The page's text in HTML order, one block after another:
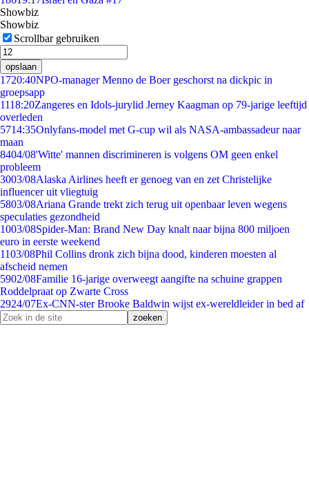
Showbiz
Showbiz
Scrollbar gebruiken
opslaan
1720:40NPO-manager Menno de Boer geschorst na dickpic in
groepsapp
1118:20Zangeres en Idols-jurylid Jerney Kaagman op 79-jarige leeftijd
overleden
5714:35Onlyfans-model met G-cup wil als NASA-ambassadeur naar
maan
8404/08'Witte' mannen discrimineren is volgens OM geen enkel
probleem
3003/08Alaska Airlines heeft er genoeg van en zet Christelijke
influencer uit vliegtuig
5803/08Ariana Grande trekt zich terug uit openbaar leven wegens
speculaties gezondheid
1003/08Spider-Man: Brand New Day knalt naar bijna 800 miljoen
euro in eerste weekend
1103/08Phil Collins dronk zich bijna dood, kinderen moesten al
afscheid nemen
5902/08Familie 16-jarige overweegt aangifte na schuine grappen
Roddelpraat op Zwarte Cross
2924/07Ex-CNN-ster Brooke Baldwin wijst ex-wereldleider in bed af